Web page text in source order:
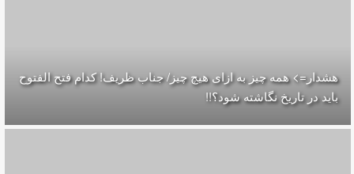
هشدار=> همه چیز به ازای هیچ چیز/ جناب ظریف! کدام فتح الفتوح
باید در تاریخ نگاشته شود؟!!